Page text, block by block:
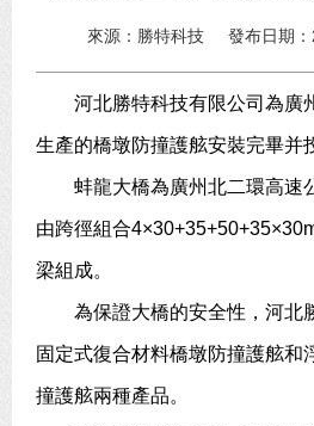
來源：勝特科技 發布日期
河北勝特科技有限公司為廣
生產的橋墩防撞護舷安裝完畢并
蚌龍大橋為廣州北二環高速
由跨徑組合
梁組成。
為保證大橋的安全性，河北
固定式復合材料橋墩防撞護舷和
撞護舷兩種產品。